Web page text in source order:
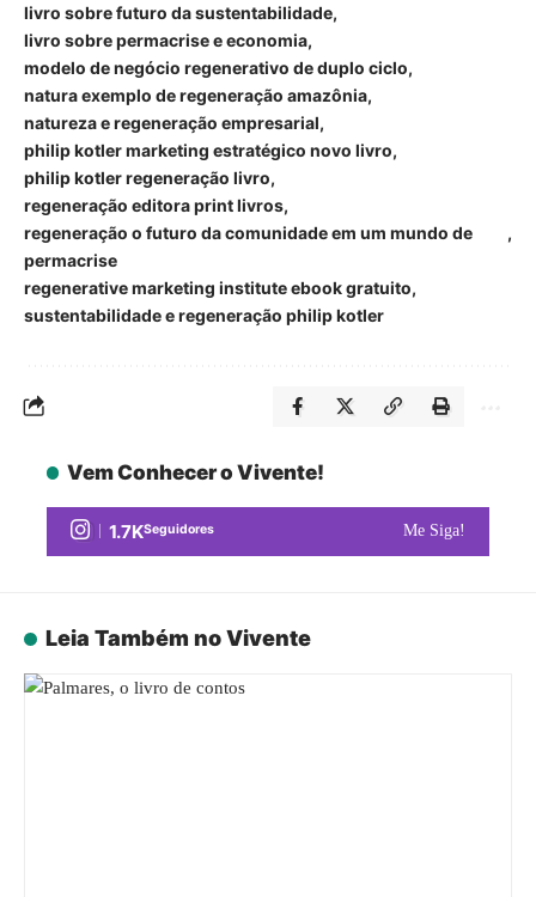
livro sobre futuro da sustentabilidade
livro sobre permacrise e economia
modelo de negócio regenerativo de duplo ciclo
natura exemplo de regeneração amazônia
natureza e regeneração empresarial
philip kotler marketing estratégico novo livro
philip kotler regeneração livro
regeneração editora print livros
regeneração o futuro da comunidade em um mundo de
permacrise
regenerative marketing institute ebook gratuito
sustentabilidade e regeneração philip kotler
Vem Conhecer o Vivente!
1.7KSeguidores Me Siga!
Leia Também no Vivente